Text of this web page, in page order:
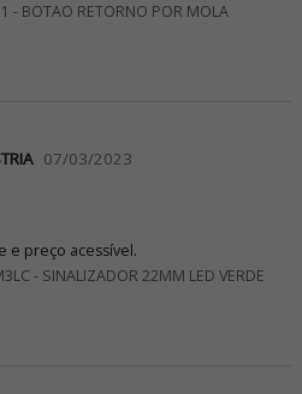
- BOTAO RETORNO POR MOLA
07/03/2023
e preço acessível.
- SINALIZADOR 22MM LED VERDE